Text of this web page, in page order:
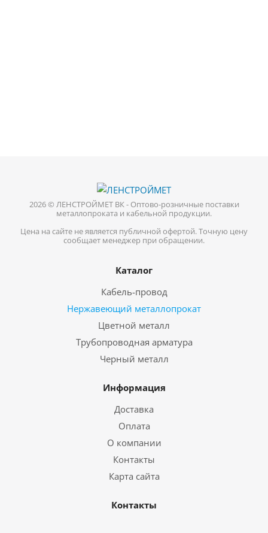
2026 © ЛЕНСТРОЙМЕТ ВК - Оптово-розничные поставки
металлопроката и кабельной продукции.
Цена на сайте не является публичной офертой. Точную цену
сообщает менеджер при обращении.
Каталог
Кабель-провод
Нержавеющий металлопрокат
Цветной металл
Трубопроводная арматура
Черный металл
Информация
Доставка
Оплата
О компании
Контакты
Карта сайта
Контакты